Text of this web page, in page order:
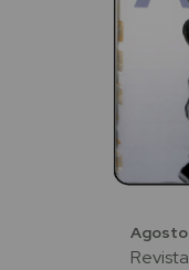
Agosto